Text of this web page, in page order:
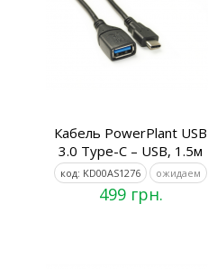
Кабель PowerPlant USB
3.0 Type-C – USB, 1.5м
код: KD00AS1276 ожидаем
499 грн.